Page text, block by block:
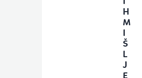
H
M
I
Š
L
J
E